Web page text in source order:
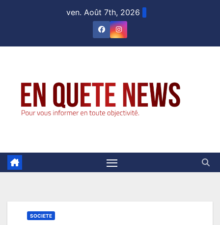
ven. Août 7th, 2026
SOCIETE